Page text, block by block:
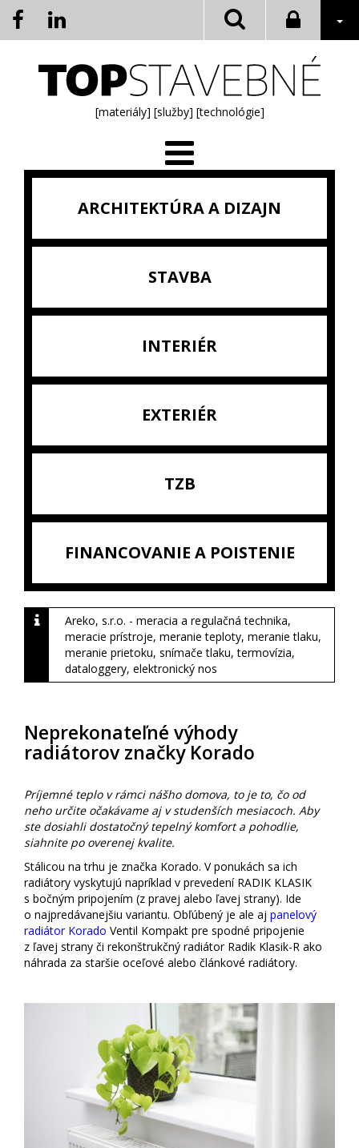
[materiály] [služby] [technológie]
ARCHITEKTÚRA A DIZAJN
STAVBA
INTERIÉR
EXTERIÉR
TZB
FINANCOVANIE A POISTENIE
Areko, s.r.o. - meracia a regulačná technika,
meracie prístroje, meranie teploty, meranie tlaku,
meranie prietoku, snímače tlaku, termovízia,
dataloggery, elektronický nos
Neprekonateľné výhody
radiátorov značky Korado
Príjemné teplo v rámci nášho domova, to je to, čo od
neho určite očakávame aj v studenších mesiacoch. Aby
ste dosiahli dostatočný tepelný komfort a pohodlie,
siahnite po overenej kvalite.
Stálicou na trhu je značka Korado. V ponukách sa ich
radiátory vyskytujú napríklad v prevedení RADIK KLASIK
s bočným pripojením (z pravej alebo ľavej strany). Ide
o najpredávanejšiu variantu. Obľúbený je ale aj panelový
radiátor Korado Ventil Kompakt pre spodné pripojenie
z ľavej strany či rekonštrukčný radiátor Radik Klasik-R ako
náhrada za staršie oceľové alebo článkové radiátory.